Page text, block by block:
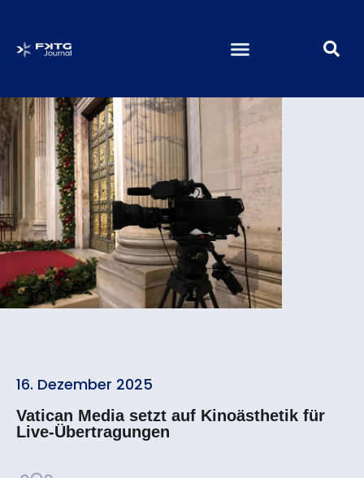
16. Dezember 2025
Vatican Media setzt auf Kinoästhetik für
Live-Übertragungen